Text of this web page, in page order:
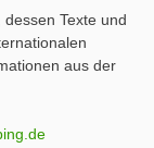
Texte und
aus der